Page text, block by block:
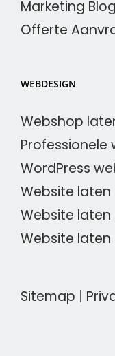
Marketing Blog
Offerte
WEBDESIGN
Webshop
Professionele
WordPress
Website
Website laten
Website
Sitemap